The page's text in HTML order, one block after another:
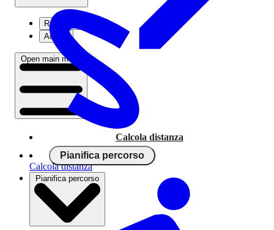
Registrati
Accedi
Open main menu
Calcola distanza
Pianifica percorso
Calcola distanza
Pianifica percorso